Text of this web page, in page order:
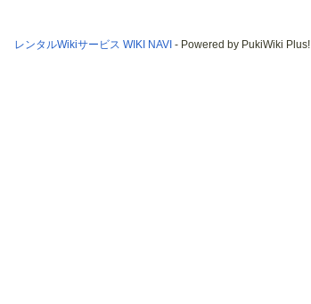
レンタルWikiサービス WIKI NAVI - Powered by PukiWiki Plus!